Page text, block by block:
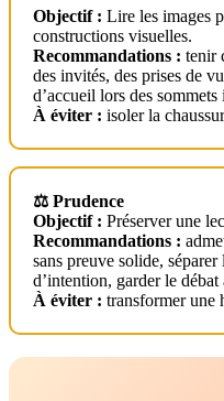
Objectif : Lire les images
constructions visuelles.
Recommandations : tenir
des invités, des prises de
d’accueil lors des
À éviter : isoler la
⚖️ Prudence
Objectif : Préserver une
Recommandations :
sans preuve solide,
d’intention, garder le
À éviter : transformer une